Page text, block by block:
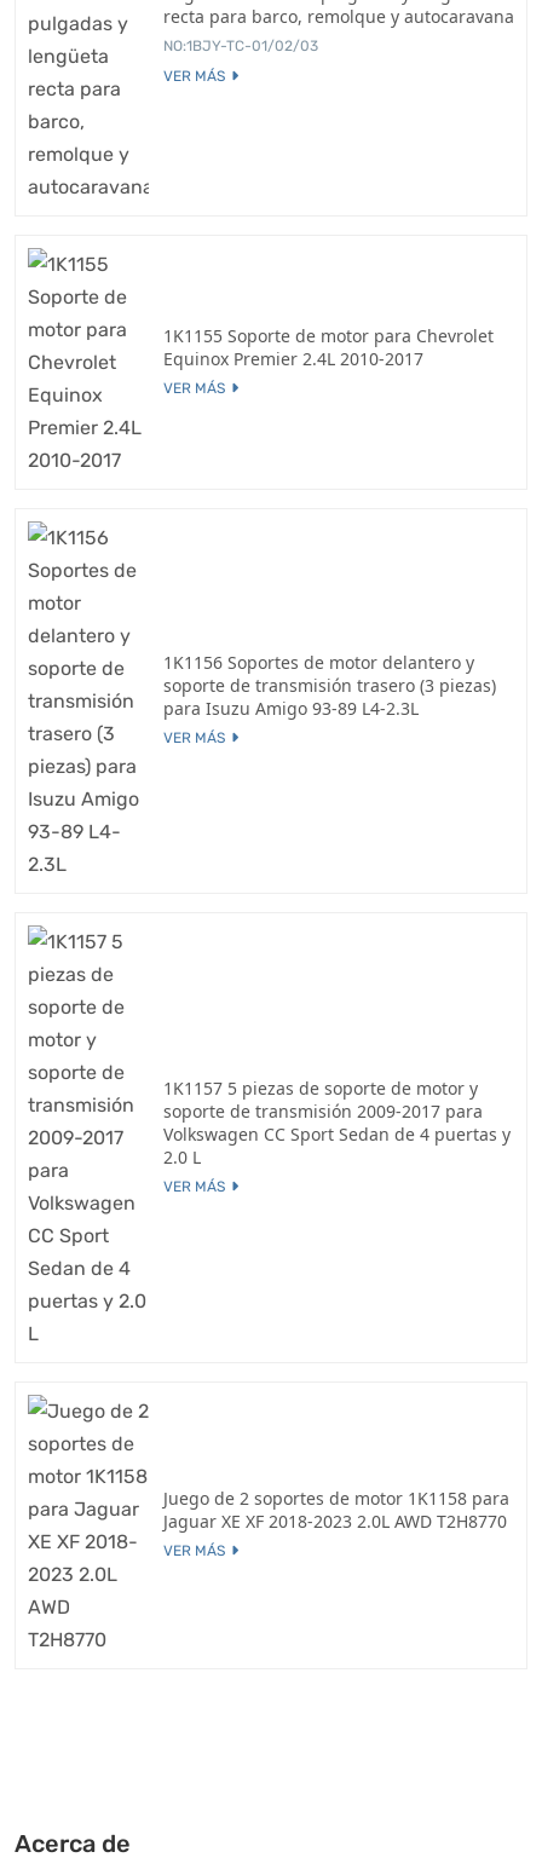
recta para barco, remolque y autocaravana
NO:1BJY-TC-01/02/03
VER MÁS
1K1155 Soporte de motor para Chevrolet
Equinox Premier 2.4L 2010-2017
VER MÁS
1K1156 Soportes de motor delantero y
soporte de transmisión trasero (3 piezas)
para Isuzu Amigo 93-89 L4-2.3L
VER MÁS
1K1157 5 piezas de soporte de motor y
soporte de transmisión 2009-2017 para
Volkswagen CC Sport Sedan de 4 puertas y
2.0 L
VER MÁS
Juego de 2 soportes de motor 1K1158 para
Jaguar XE XF 2018-2023 2.0L AWD T2H8770
VER MÁS
Acerca de